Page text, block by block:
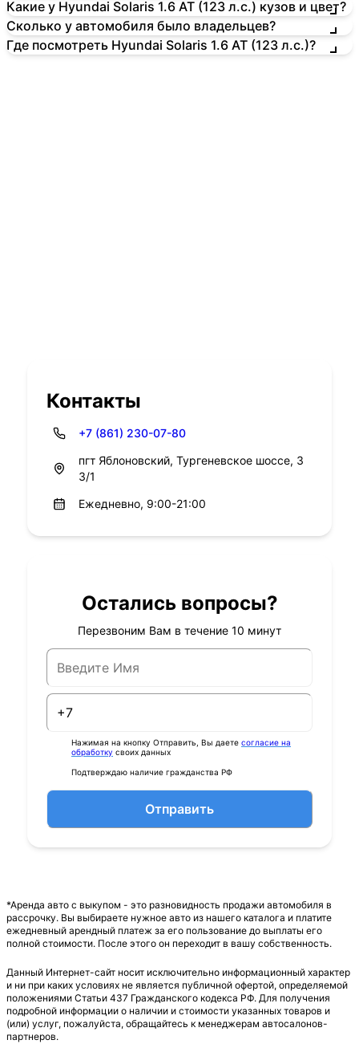
Какие у Hyundai Solaris 1.6 AT (123 л.с.) кузов и цвет?
Сколько у автомобиля было владельцев?
Где посмотреть Hyundai Solaris 1.6 AT (123 л.с.)?
Контакты
+7 (861) 230-07-80
пгт Яблоновский, Тургеневское шоссе, 3
3/1
Ежедневно, 9:00-21:00
Остались вопросы?
Перезвоним Вам в течение 10 минут
Нажимая на кнопку Отправить, Вы даете согласие на
обработку своих данных
Подтверждаю наличие гражданства РФ
Отправить
*Аренда авто с выкупом - это разновидность продажи автомобиля в
рассрочку. Вы выбираете нужное авто из нашего каталога и платите
ежедневный арендный платеж за его пользование до выплаты его
полной стоимости. После этого он переходит в вашу собственность.
Данный Интернет-сайт носит исключительно информационный характер
и ни при каких условиях не является публичной офертой, определяемой
положениями Статьи 437 Гражданского кодекса РФ. Для получения
подробной информации о наличии и стоимости указанных товаров и
(или) услуг, пожалуйста, обращайтесь к менеджерам автосалонов-
партнеров.